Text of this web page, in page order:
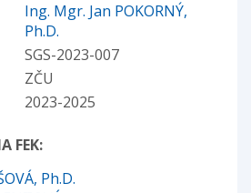
Ing. Mgr. Jan POKORNÝ,
Ph.D.
SGS-2023-007
ZČU
2023-2025
FEK:
Ph.D.